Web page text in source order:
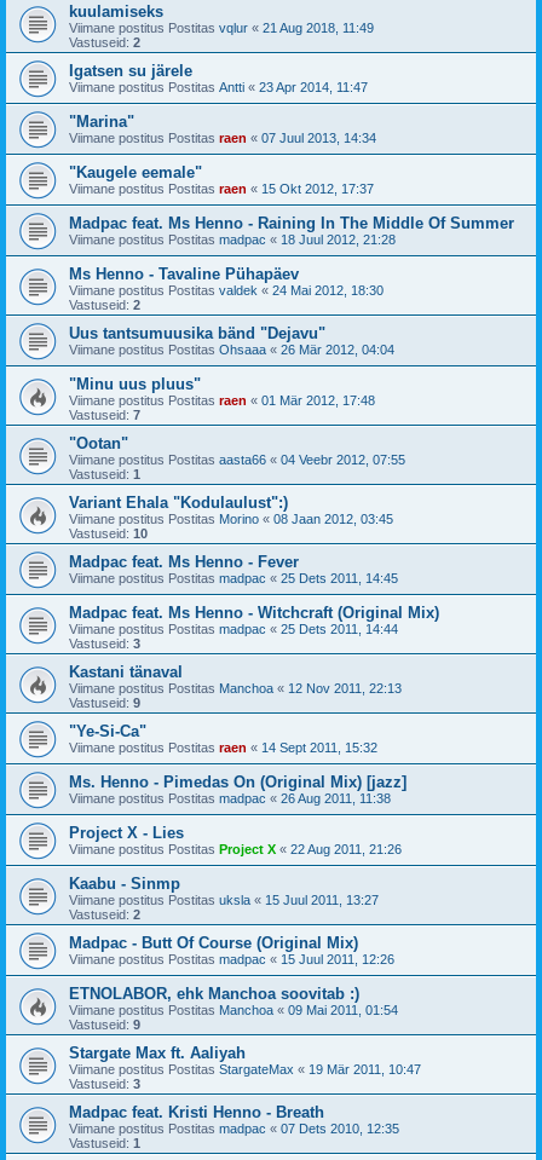
kuulamiseks
Viimane postitus Postitas vqlur « 21 Aug 2018, 11:49
Vastuseid: 2
Igatsen su järele
Viimane postitus Postitas Antti « 23 Apr 2014, 11:47
"Marina"
Viimane postitus Postitas raen « 07 Juul 2013, 14:34
"Kaugele eemale"
Viimane postitus Postitas raen « 15 Okt 2012, 17:37
Madpac feat. Ms Henno - Raining In The Middle Of Summer
Viimane postitus Postitas madpac « 18 Juul 2012, 21:28
Ms Henno - Tavaline Pühapäev
Viimane postitus Postitas valdek « 24 Mai 2012, 18:30
Vastuseid: 2
Uus tantsumuusika bänd "Dejavu"
Viimane postitus Postitas Ohsaaa « 26 Mär 2012, 04:04
"Minu uus pluus"
Viimane postitus Postitas raen « 01 Mär 2012, 17:48
Vastuseid: 7
"Ootan"
Viimane postitus Postitas aasta66 « 04 Veebr 2012, 07:55
Vastuseid: 1
Variant Ehala "Kodulaulust":)
Viimane postitus Postitas Morino « 08 Jaan 2012, 03:45
Vastuseid: 10
Madpac feat. Ms Henno - Fever
Viimane postitus Postitas madpac « 25 Dets 2011, 14:45
Madpac feat. Ms Henno - Witchcraft (Original Mix)
Viimane postitus Postitas madpac « 25 Dets 2011, 14:44
Vastuseid: 3
Kastani tänaval
Viimane postitus Postitas Manchoa « 12 Nov 2011, 22:13
Vastuseid: 9
"Ye-Si-Ca"
Viimane postitus Postitas raen « 14 Sept 2011, 15:32
Ms. Henno - Pimedas On (Original Mix) [jazz]
Viimane postitus Postitas madpac « 26 Aug 2011, 11:38
Project X - Lies
Viimane postitus Postitas Project X « 22 Aug 2011, 21:26
Kaabu - Sinmp
Viimane postitus Postitas uksla « 15 Juul 2011, 13:27
Vastuseid: 2
Madpac - Butt Of Course (Original Mix)
Viimane postitus Postitas madpac « 15 Juul 2011, 12:26
ETNOLABOR, ehk Manchoa soovitab :)
Viimane postitus Postitas Manchoa « 09 Mai 2011, 01:54
Vastuseid: 9
Stargate Max ft. Aaliyah
Viimane postitus Postitas StargateMax « 19 Mär 2011, 10:47
Vastuseid: 3
Madpac feat. Kristi Henno - Breath
Viimane postitus Postitas madpac « 07 Dets 2010, 12:35
Vastuseid: 1